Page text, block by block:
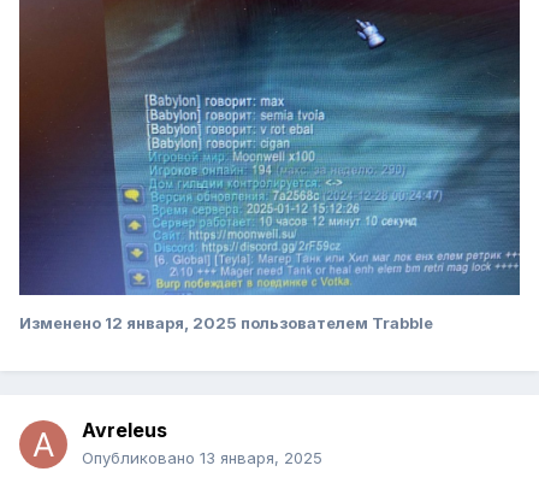
Изменено 12 января, 2025 пользователем Trabble
Avreleus
Опубликовано 13 января, 2025